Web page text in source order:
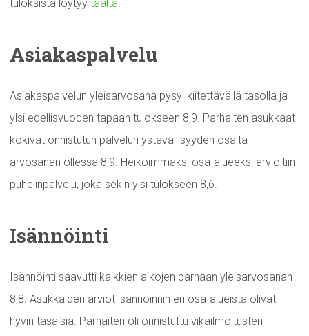
tuloksista löytyy täältä.
Asiakaspalvelu
Asiakaspalvelun yleisarvosana pysyi kiitettävällä tasolla ja
ylsi edellisvuoden tapaan tulokseen 8,9. Parhaiten asukkaat
kokivat onnistutun palvelun ystävällisyyden osalta
arvosanan ollessa 8,9. Heikoimmaksi osa-alueeksi arvioitiin
puhelinpalvelu, joka sekin ylsi tulokseen 8,6.
Isännöinti
Isännöinti saavutti kaikkien aikojen parhaan yleisarvosanan
8,8. Asukkaiden arviot isännöinnin eri osa-alueista olivat
hyvin tasaisia. Parhaiten oli onnistuttu vikailmoitusten